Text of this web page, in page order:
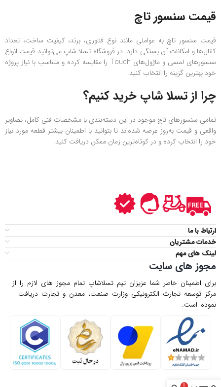
قیمت سنسور تاچ
قیمت سنسور تاچ به عواملی مانند نوع فناوری، برند، کیفیت ساخت، تعداد
کانال‌ها و امکانات آن بستگی دارد. در فروشگاه تسلا شاپ می‌توانید قیمت انواع
سنسورهای لمسی و ماژول‌های Touch را مقایسه کرده و متناسب با نیاز پروژه
خود بهترین گزینه را انتخاب کنید.
چرا از تسلا شاپ خرید کنیم؟
تمامی سنسورهای تاچ موجود در این دسته‌بندی با مشخصات فنی کامل، تصاویر
واقعی و قیمت به‌روز عرضه شده‌اند تا بتوانید با اطمینان بیشتر قطعه مورد نیاز
خود را انتخاب کرده و در کوتاه‌ترین زمان ممکن دریافت کنید.
ارتباط با ما
خدمات مشتریان
لینک های مهم
مجوز های سایت
برای اطمینان خاطر شما عزیزان تیم تسلاشاپ تمام مجوز های لازم را از
مركز توسعه تجارت الكترونیكی وزارت صنعت، معدن و تجارت دریافت
نموده است.
0